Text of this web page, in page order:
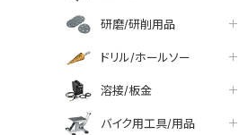
研磨/研削用品
ドリル/ホールソー
溶接/板金
バイク用工具/用品